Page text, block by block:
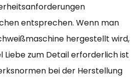
entsprechen. Wenn man
hergestellt wird,
Liebe zum Detail erforderlich ist
bei der Herstellung